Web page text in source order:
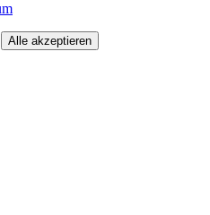
Alle akzeptieren